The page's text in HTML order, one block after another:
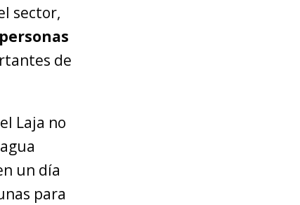
sector,
de
Laja no
un día
para